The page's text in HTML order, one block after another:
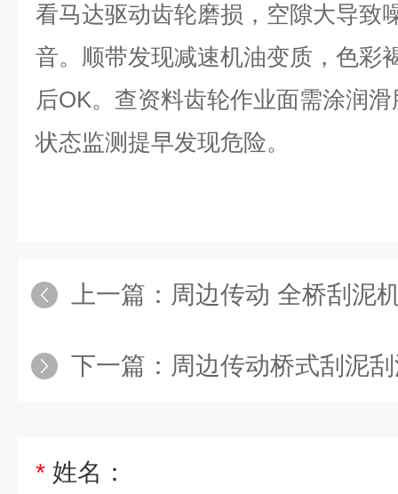
看马达驱动齿轮磨损，空隙大导致
音。顺带发现减速机油变质，色彩
后OK。查资料齿轮作业面需涂润滑
状态监测提早发现危险。
上一篇： 周边传动 全桥刮泥
下一篇： 周边传动桥式刮泥
* 姓名：